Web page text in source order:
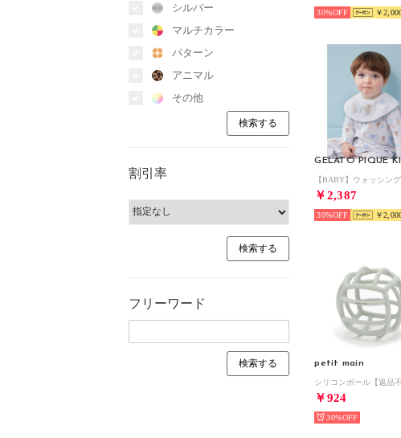
シルバー
マルチカラー
パターン
アニマル
その他
割引率
フリーワード
30% ￥
￥2,387
30% ￥
petit main
￥924
30%